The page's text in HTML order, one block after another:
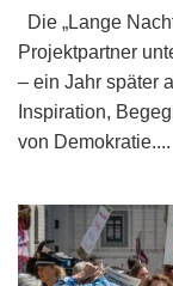
Die „Lange
Projektpartner
– ein Jahr später
Inspiration,
von Demokratie....